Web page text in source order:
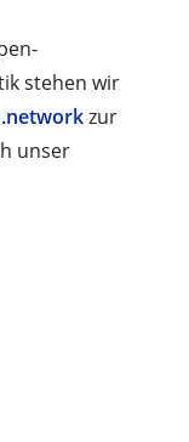
stehen wir
zur
unser